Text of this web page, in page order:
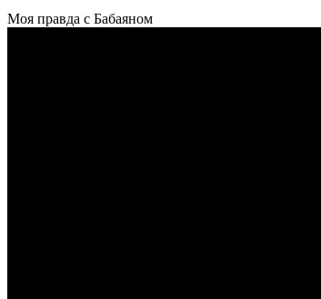
Моя правда с Бабаяном